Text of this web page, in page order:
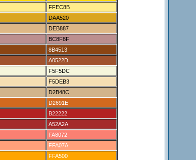
FFEC8B
DAA520
DEB887
BC8F8F
8B4513
A0522D
F5F5DC
F5DEB3
D2B48C
D2691E
B22222
A52A2A
FA8072
FFA07A
FFA500